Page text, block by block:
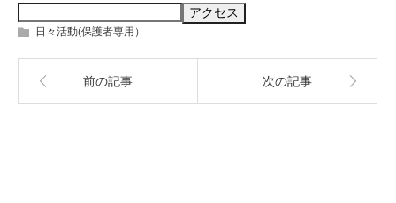
日々活動(保護者専用）
前の記事 次の記事